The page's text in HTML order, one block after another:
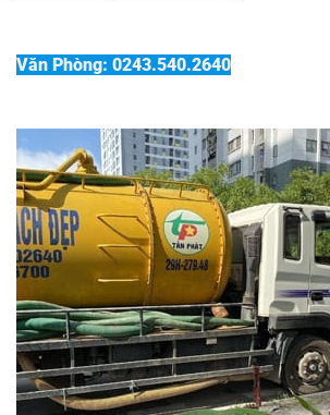
Văn Phòng: 0243.540.2640